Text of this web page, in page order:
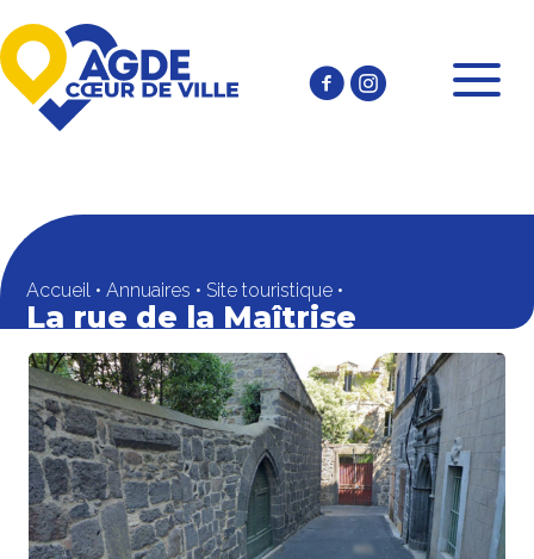
Accueil • Annuaires • Site touristique •
La rue de la Maîtrise